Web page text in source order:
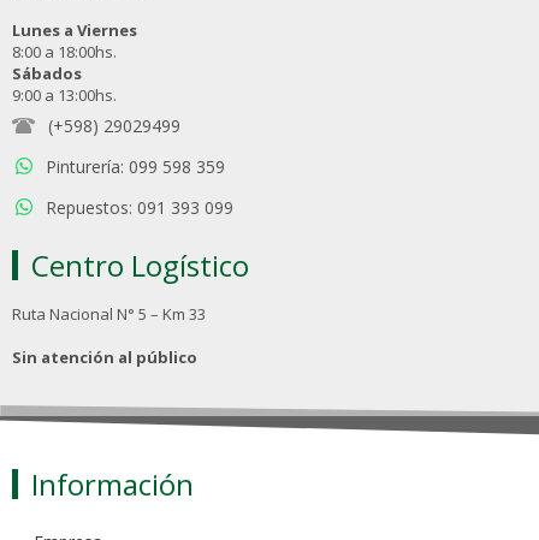
Lunes a Viernes
8:00 a 18:00hs.
Sábados
9:00 a 13:00hs.
(+598) 29029499
Pinturería: 099 598 359
Repuestos: 091 393 099
Centro Logístico
Ruta Nacional N° 5 – Km 33
Sin atención al público
Información